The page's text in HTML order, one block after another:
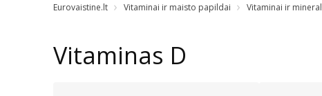
Eurovaistine.lt Vitaminai ir maisto papildai Vitaminai ir
Vitaminas D